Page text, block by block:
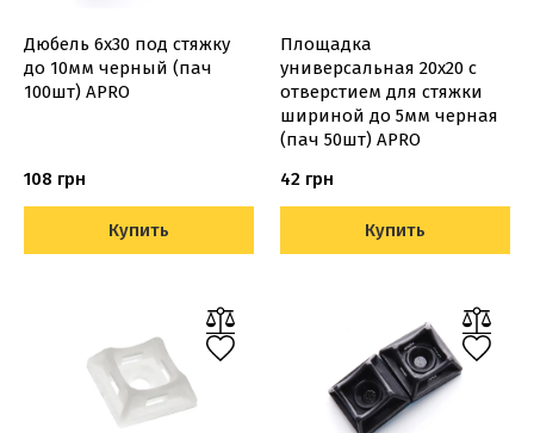
Дюбель 6х30 под стяжку
до 10мм черный (пач
100шт) APRO
108 грн
Купить
Площадка
универсальная 20х20 с
отверстием для стяжки
шириной до 5мм черная
(пач 50шт) APRO
42 грн
Купить